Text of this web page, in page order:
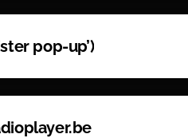
pop-up’)